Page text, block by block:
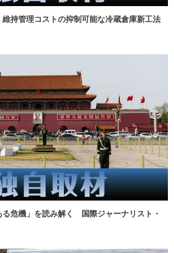
維持管理コストの抑制可能な冷蔵倉庫新工法
る危機」を読み解く 国際ジャーナリスト・